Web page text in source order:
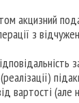
акцизний
з
вартості (але